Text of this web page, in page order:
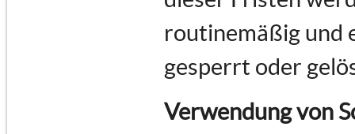
routinemäßig und
gesperrt oder
Verwendung von